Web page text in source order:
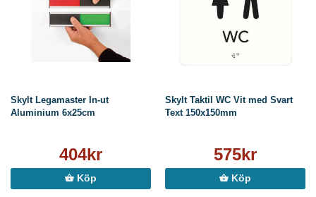
Skylt Legamaster In-ut
Aluminium 6x25cm
404kr
Köp
Skylt Taktil WC Vit med Svart
Text 150x150mm
575kr
Köp